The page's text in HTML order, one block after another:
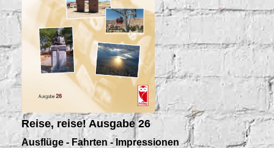
Reise, reise! Ausgabe 26
Ausflüge - Fahrten - Impressionen